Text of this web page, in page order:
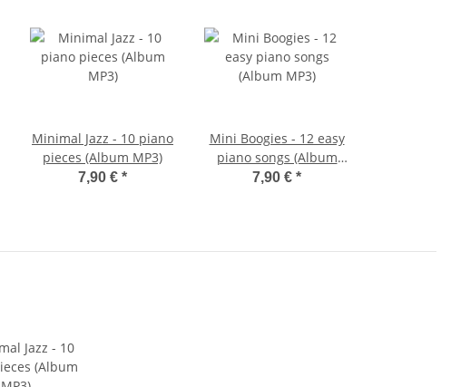
Minimal Jazz - 10 piano
pieces (Album MP3)
7,90 € *
Mini Boogies - 12 easy
piano songs (Album
MP3)
7,90 € *